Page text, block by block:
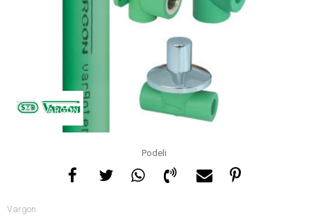
Podeli
Vargon
KUPOVINI
Za više informacija, pomoć
i porudžbine